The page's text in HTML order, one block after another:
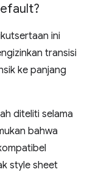
ini
transisi
ke panjang
diteliti selama
bahwa
style sheet